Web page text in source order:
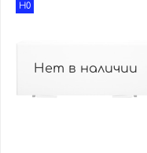
Нет в наличии
H0